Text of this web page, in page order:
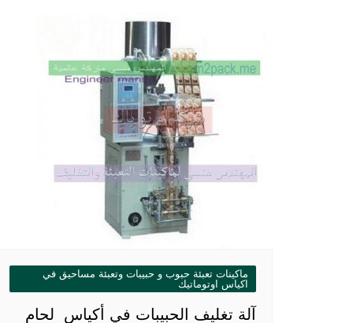
ماكينات تعبئة حبوب و حبيبات وتعبئة مساحيق في
اكياس اوتوماتيك
آلة تغليف الحبيبات في أكياس لحام